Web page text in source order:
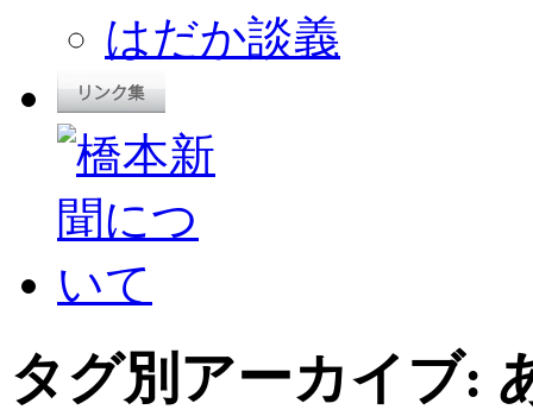
はだか談義
タグ別アーカイブ: